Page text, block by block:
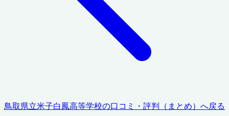
鳥取県立米子白鳳高等学校の口コミ・評判（まとめ）へ戻る